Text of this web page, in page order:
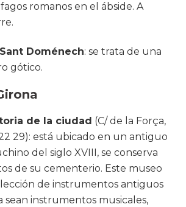
romanos en el ábside. A
Doménech: se trata de una
gótico.
de la ciudad (C/ de la Força,
29): está ubicado en un antiguo
del siglo XVIII, se conserva
de su cementerio. Este museo
de instrumentos antiguos
sean instrumentos musicales,